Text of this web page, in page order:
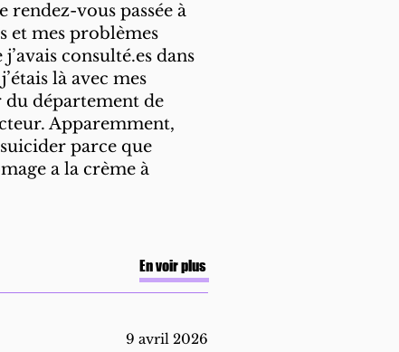
rendez-vous passée à
et mes problèmes
consulté.es dans
là avec mes
du département de
Apparemment,
parce que
a la crème à
En voir plus
9 avril 2026